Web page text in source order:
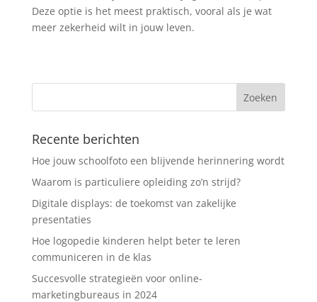
Deze optie is het meest praktisch, vooral als je wat
meer zekerheid wilt in jouw leven.
Recente berichten
Hoe jouw schoolfoto een blijvende herinnering wordt
Waarom is particuliere opleiding zo’n strijd?
Digitale displays: de toekomst van zakelijke
presentaties
Hoe logopedie kinderen helpt beter te leren
communiceren in de klas
Succesvolle strategieën voor online-
marketingbureaus in 2024